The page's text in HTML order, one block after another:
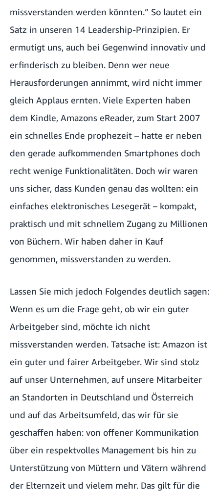
missverstanden werden könnten.” So lautet ein
Satz in unseren 14 Leadership-Prinzipien. Er
ermutigt uns, auch bei Gegenwind innovativ und
erfinderisch zu bleiben. Denn wer neue
Herausforderungen annimmt, wird nicht immer
gleich Applaus ernten. Viele Experten haben
dem Kindle, Amazons eReader, zum Start 2007
ein schnelles Ende prophezeit – hatte er neben
den gerade aufkommenden Smartphones doch
recht wenige Funktionalitäten. Doch wir waren
uns sicher, dass Kunden genau das wollten: ein
einfaches elektronisches Lesegerät – kompakt,
praktisch und mit schnellem Zugang zu Millionen
von Büchern. Wir haben daher in Kauf
genommen, missverstanden zu werden.
Lassen Sie mich jedoch Folgendes deutlich sagen:
Wenn es um die Frage geht, ob wir ein guter
Arbeitgeber sind, möchte ich nicht
missverstanden werden. Tatsache ist: Amazon ist
ein guter und fairer Arbeitgeber. Wir sind stolz
auf unser Unternehmen, auf unsere Mitarbeiter
an Standorten in Deutschland und Österreich
und auf das Arbeitsumfeld, das wir für sie
geschaffen haben: von offener Kommunikation
über ein respektvolles Management bis hin zu
Unterstützung von Müttern und Vätern während
der Elternzeit und vielem mehr. Das gilt für die